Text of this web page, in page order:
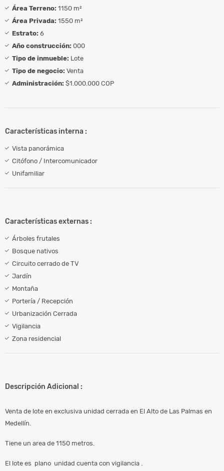
Área Terreno: 1150 m²
Área Privada: 1550 m²
Estrato: 6
Año construcción: 000
Tipo de inmueble: Lote
Tipo de negocio: Venta
Administración: $1.000.000 COP
Características interna :
Vista panorámica
Citófono / Intercomunicador
Unifamiliar
Características externas :
Árboles frutales
Bosque nativos
Circuito cerrado de TV
Jardín
Montaña
Portería / Recepción
Urbanización Cerrada
Vigilancia
Zona residencial
Descripción Adicional :
Venta de lote en exclusiva unidad cerrada en El Alto de Las Palmas en
Medellín.
Tiene un area de 1150 metros.
El lote es plano unidad cuenta con vigilancia .